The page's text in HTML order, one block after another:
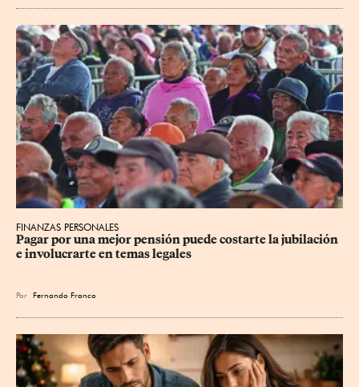
FINANZAS PERSONALES
Pagar por una mejor pensión puede costarte la jubilación
e involucrarte en temas legales
Por Fernando Franco